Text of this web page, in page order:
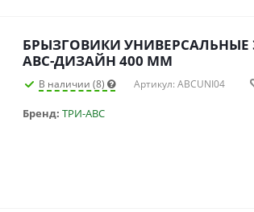
БРЫЗГОВИКИ
АВС-ДИЗАЙН 400 ММ
В наличии (8) Артикул: ABCUNI04
Бренд: ТРИ-АВС